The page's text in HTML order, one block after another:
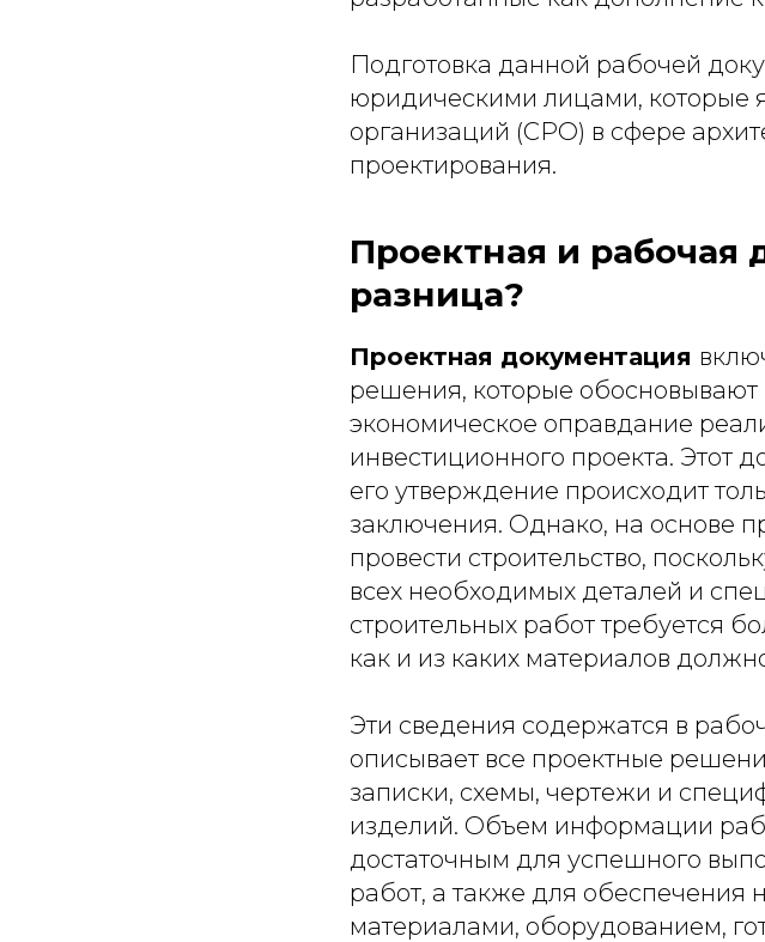
Подготовка данной рабочей
юридическими лицами, которые
организаций (СРО) в сфере
проектирования.
Проектная и рабочая
разница?
Проектная документация
решения, которые обосновывают
экономическое оправдание
инвестиционного проекта. Этот
его утверждение происходит
заключения. Однако, на основе
провести строительство,
всех необходимых деталей и
строительных работ требуется
как и из каких материалов
Эти сведения содержатся в
описывает все проектные
записки, схемы, чертежи и
изделий. Объем информации
достаточным для успешного
работ, а также для
материалами, оборудованием,